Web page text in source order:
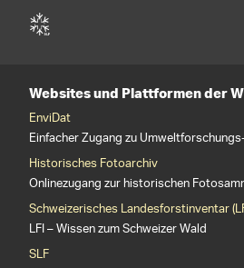
Websites und Plattformen der
EnviDat
Einfacher Zugang zu
Historisches Fotoarchiv
Onlinezugang zur historischen
Schweizerisches Landesforstinventar
LFI – Wissen zum Schweizer Wald
SLF